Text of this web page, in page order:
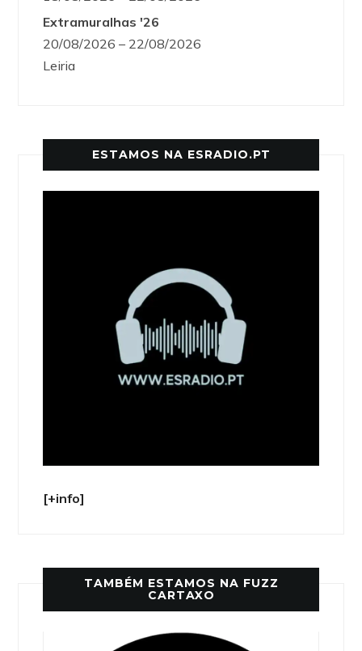
Extramuralhas '26
20/08/2026 – 22/08/2026
Leiria
ESTAMOS NA ESRADIO.PT
[+info]
TAMBÉM ESTAMOS NA FUZZ
CARTAXO